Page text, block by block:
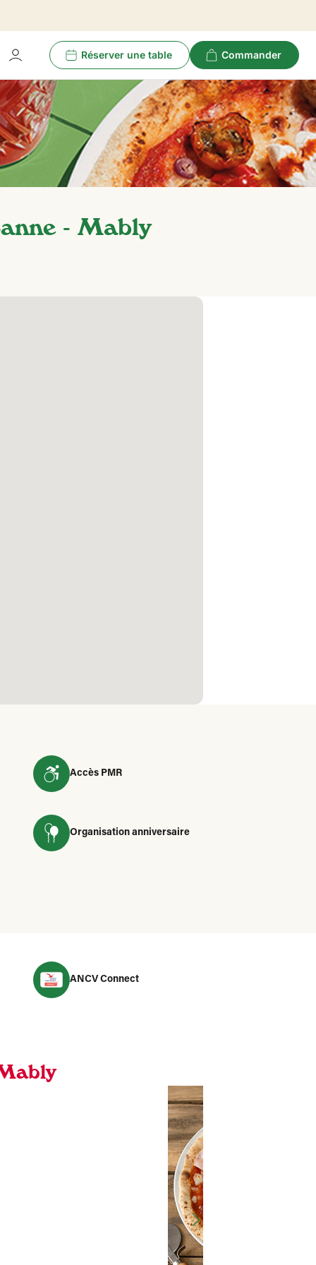
Réserver une table Commander
- Mably
Accès PMR
Organisation anniversaire
ANCV Connect